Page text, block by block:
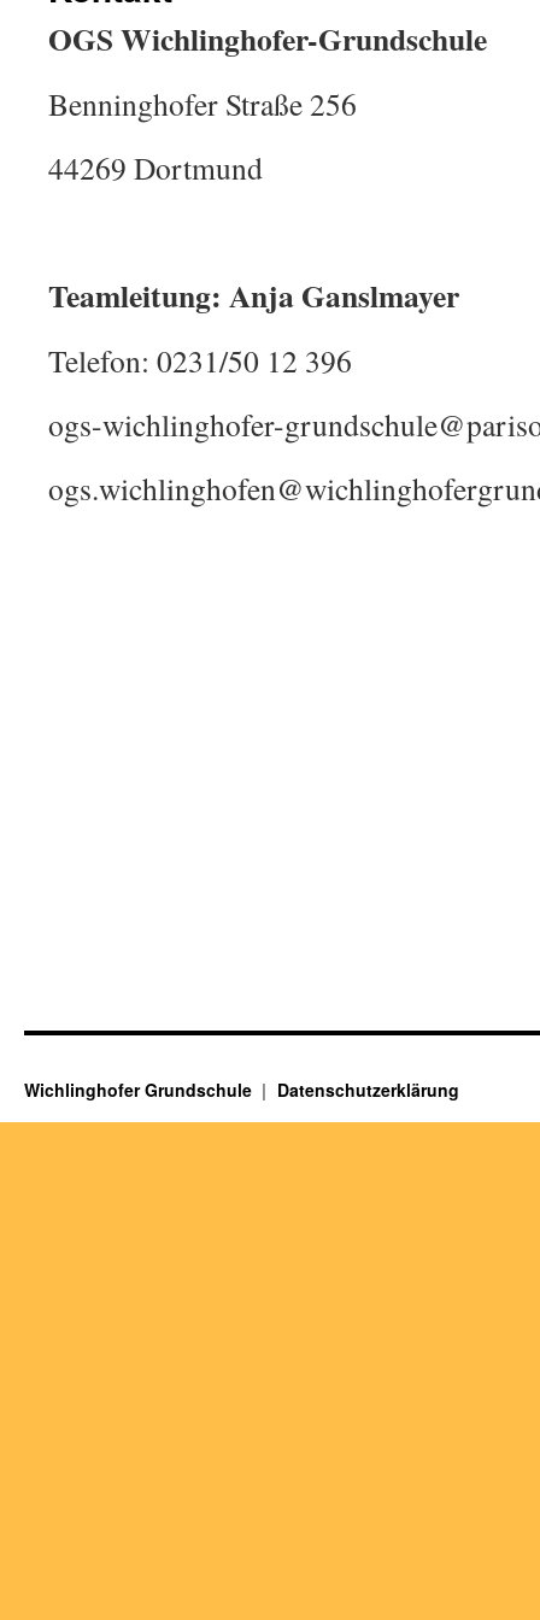
OGS Wichlinghofer-Grundschule
Benninghofer Straße 256
44269 Dortmund
Teamleitung: Anja Ganslmayer
Telefon: 0231/50 12 396
ogs-wichlinghofer-
Wichlinghofer Grundschule Datenschutzerklärung